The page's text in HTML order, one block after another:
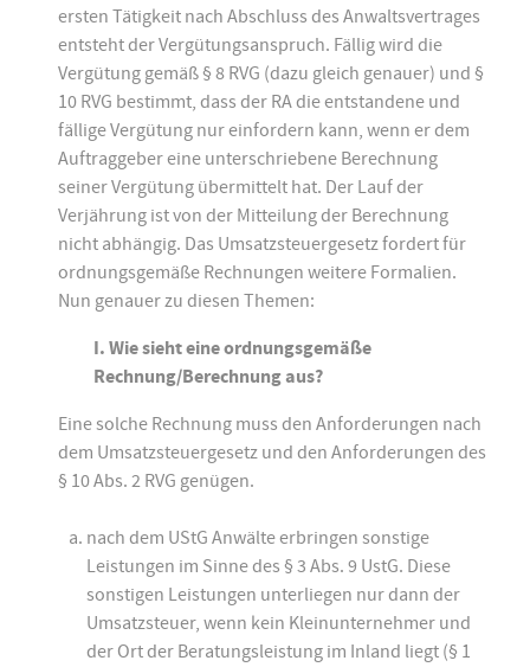
ersten Tätigkeit nach Abschluss des Anwaltsvertrages
entsteht der Vergütungsanspruch. Fällig wird die
Vergütung gemäß § 8 RVG (dazu gleich genauer) und §
10 RVG bestimmt, dass der RA die entstandene und
fällige Vergütung nur einfordern kann, wenn er dem
Auftraggeber eine unterschriebene Berechnung
seiner Vergütung übermittelt hat. Der Lauf der
Verjährung ist von der Mitteilung der Berechnung
nicht abhängig. Das Umsatzsteuergesetz fordert für
ordnungsgemäße Rechnungen weitere Formalien.
Nun genauer zu diesen Themen:
I. Wie sieht eine ordnungsgemäße
Rechnung/Berechnung aus?
Eine solche Rechnung muss den Anforderungen nach
dem Umsatzsteuergesetz und den Anforderungen des
§ 10 Abs. 2 RVG genügen.
nach dem UStG Anwälte erbringen sonstige
Leistungen im Sinne des § 3 Abs. 9 UstG. Diese
sonstigen Leistungen unterliegen nur dann der
Umsatzsteuer, wenn kein Kleinunternehmer und
der Ort der Beratungsleistung im Inland liegt (§ 1